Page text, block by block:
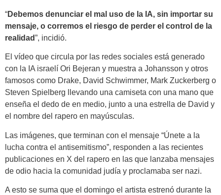
“Debemos denunciar el mal uso de la IA, sin importar su
mensaje, o corremos el riesgo de perder el control de la
realidad”, incidió.
El vídeo que circula por las redes sociales está generado
con la IA israelí Ori Bejeran y muestra a Johansson y otros
famosos como Drake, David Schwimmer, Mark Zuckerberg o
Steven Spielberg llevando una camiseta con una mano que
enseña el dedo de en medio, junto a una estrella de David y
el nombre del rapero en mayúsculas.
Las imágenes, que terminan con el mensaje “Únete a la
lucha contra el antisemitismo”, responden a las recientes
publicaciones en X del rapero en las que lanzaba mensajes
de odio hacia la comunidad judía y proclamaba ser nazi.
A esto se suma que el domingo el artista estrenó durante la